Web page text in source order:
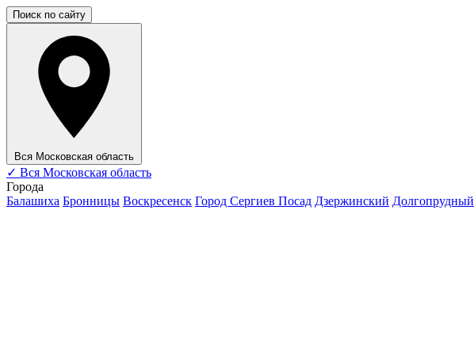
Поиск по сайту
Вся Московская область
✓ Вся Московская область
Города
Балашиха Бронницы Воскресенск Город Сергиев Посад Дзержинский Долгопрудный